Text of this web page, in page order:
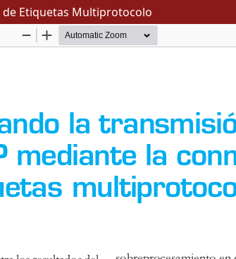
Etiquetas Multiprotocolo